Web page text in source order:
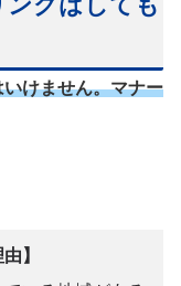
けません。マナー
】